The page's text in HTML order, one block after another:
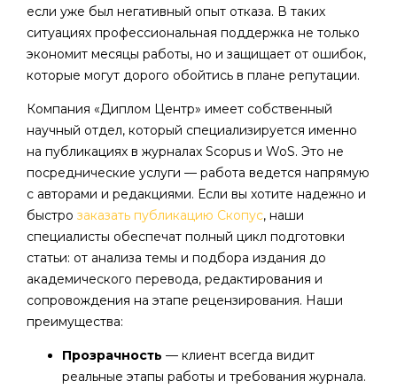
если уже был негативный опыт отказа. В таких
ситуациях профессиональная поддержка не только
экономит месяцы работы, но и защищает от ошибок,
которые могут дорого обойтись в плане репутации.
Компания «Диплом Центр» имеет собственный
научный отдел, который специализируется именно
на публикациях в журналах Scopus и WoS. Это не
посреднические услуги — работа ведется напрямую
с авторами и редакциями. Если вы хотите надежно и
быстро заказать публикацию Скопус, наши
специалисты обеспечат полный цикл подготовки
статьи: от анализа темы и подбора издания до
академического перевода, редактирования и
сопровождения на этапе рецензирования. Наши
преимущества:
Прозрачность — клиент всегда видит
реальные этапы работы и требования журнала.